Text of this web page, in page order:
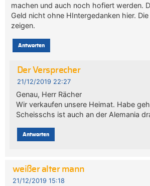
machen und auch noch hofiert werden.
Geld nicht ohne HIntergedanken hier.
zeigen.
Antworten
Der Versprecher
21/12/2019 22:27
Genau, Herr Rächer
Wir verkaufen unsere Heimat. Habe
Scheisschs ist auch an der Alemania
Antworten
weißer alter mann
21/12/2019 15:18